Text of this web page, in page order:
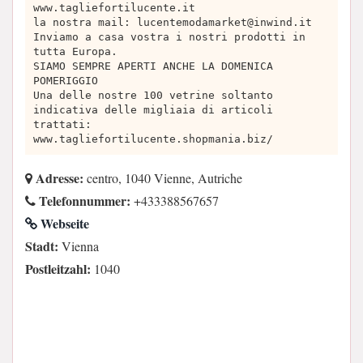
www.tagliefortilucente.it
la nostra mail:
lucentemodamarket@inwind.it
Inviamo a casa vostra i nostri prodotti in
tutta Europa.
SIAMO SEMPRE APERTI ANCHE LA DOMENICA
POMERIGGIO
Una delle nostre 100 vetrine soltanto
indicativa delle migliaia di articoli
trattati:
www.tagliefortilucente.shopmania.biz/
Adresse: centro, 1040 Vienne, Autriche
Telefonnummer: +433388567657
Webseite
Stadt: Vienna
Postleitzahl: 1040